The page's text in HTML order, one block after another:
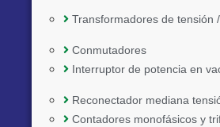
Transformadores de tensión
Conmutadores
Interruptor de potencia en
Reconectador mediana
Contadores monofásicos y